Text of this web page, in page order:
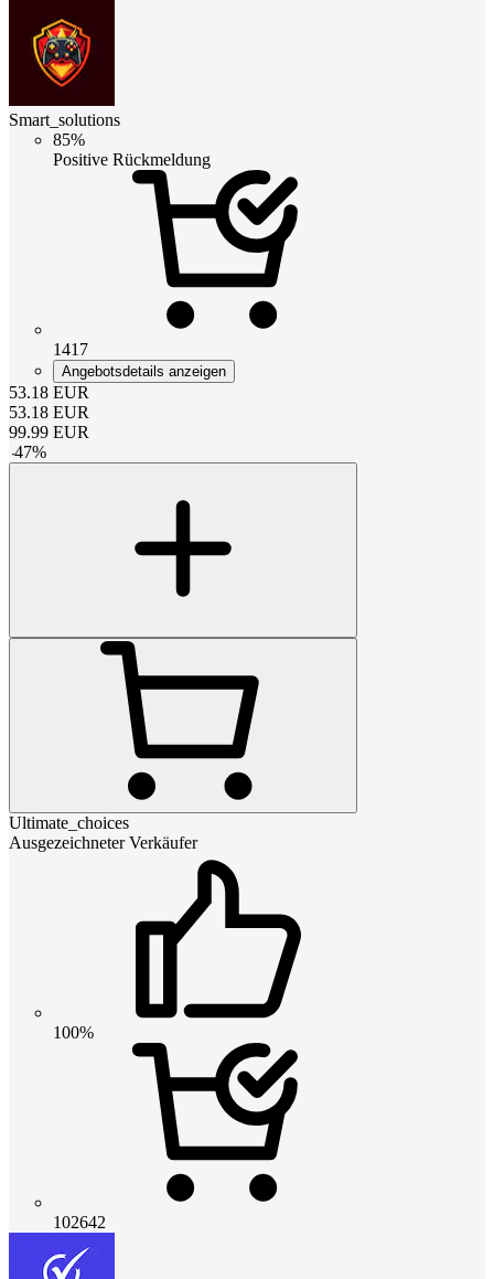
Smart_solutions
85%
Positive Rückmeldung
1417
Angebotsdetails anzeigen
53.18 EUR
53.18 EUR
99.99 EUR
-47%
Ultimate_choices
Ausgezeichneter Verkäufer
100%
102642